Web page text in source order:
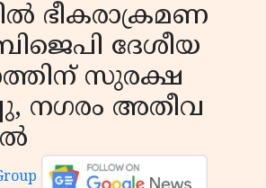
ഭീകരാക്രമണ
ദേശീയ
സുരക്ഷ
നഗരം അതീവ